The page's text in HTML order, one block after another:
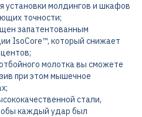
установки молдингов и шкафов
точности;
запатентованным
IsoCore™, который снижает
молотка вы сможете
при этом мышечное
стали,
каждый удар был